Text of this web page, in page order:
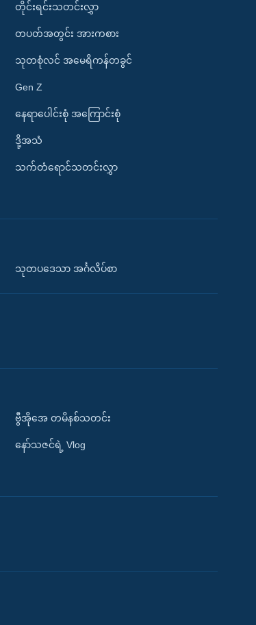
တိုင်းရင်းသတင်းလွှာ
တပတ်အတွင်း အားကစား
သုတစုံလင် အမေရိကန်တခွင်
Gen Z
နေရာပေါင်းစုံ အကြောင်းစုံ
ဒို့အသံ
သက်တံရောင်သတင်းလွှာ
သုတပဒေသာ အင်္ဂလိပ်စာ
ဗွီအိုအေ တမိနစ်သတင်း
နော်သဇင်ရဲ့ Vlog